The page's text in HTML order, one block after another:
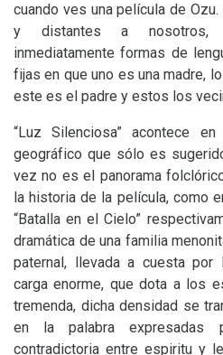
cuando ves una película de
y distantes a nosotros,
inmediatamente formas de
fijas en que uno es una madre,
este es el padre y estos los
“Luz Silenciosa” acontece en
geográfico que sólo es
vez no es el panorama
la historia de la película, como
“Batalla en el Cielo”
dramática de una familia
paternal, llevada a cuesta por
carga enorme, que dota a los
tremenda, dicha densidad se
en la palabra expresadas
contradictoria entre espiritu y